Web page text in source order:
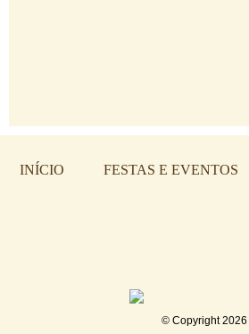
INÍCIO FESTAS E EVENTOS
© Copyright 2026